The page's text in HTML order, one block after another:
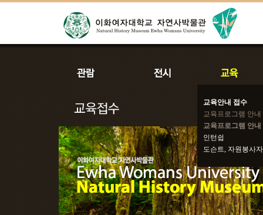
교육안내 접수
교육프로그램 안내
교육프로그램 안내
인턴쉽
도슨트, 자원봉사자